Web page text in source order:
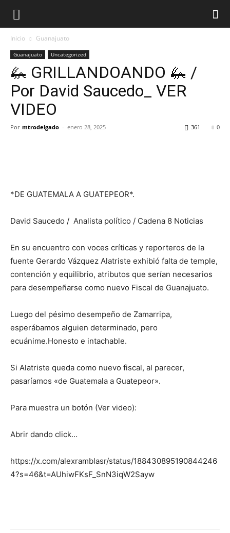
Inicio Guanajuato
Guanajuato Uncategorized
🦗 GRILLANDOANDO 🦗 /
Por David Saucedo_ VER
VIDEO
Por mtrodelgado - enero 28, 2025 0
361
*DE GUATEMALA A GUATEPEOR*.
David Saucedo / Analista político / Cadena 8 Noticias
En su encuentro con voces críticas y reporteros de la
fuente Gerardo Vázquez Alatriste exhibió falta de temple,
contención y equilibrio, atributos que serían necesarios
para desempeñarse como nuevo Fiscal de Guanajuato.
Luego del pésimo desempeño de Zamarripa,
esperábamos alguien determinado, pero
ecuánime.Honesto e intachable.
Si Alatriste queda como nuevo fiscal, al parecer,
pasaríamos «de Guatemala a Guatepeor».
Para muestra un botón (Ver video):
Abrir dando click…
https://x.com/alexramblasr/status/188430895190844246
4?s=46&t=AUhiwFKsF_SnN3iqW2Sayw